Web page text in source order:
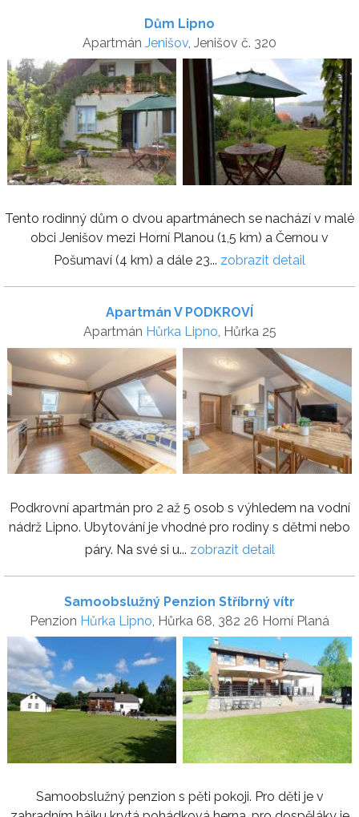
Dům Lipno
Apartmán Jenišov, Jenišov č. 320
Tento rodinný dům o dvou apartmánech se nachází v malé
obci Jenišov mezi Horní Planou (1,5 km) a Černou v
Pošumaví (4 km) a dále 23... zobrazit detail
Apartmán V PODKROVÍ
Apartmán Hůrka Lipno, Hůrka 25
Podkrovní apartmán pro 2 až 5 osob s výhledem na vodní
nádrž Lipno. Ubytování je vhodné pro rodiny s dětmi nebo
páry. Na své si u... zobrazit detail
Samoobslužný Penzion Stříbrný vítr
Penzion Hůrka Lipno , Hůrka 68, 382 26 Horní Planá
Samoobslužný penzion s pěti pokoji. Pro děti je v